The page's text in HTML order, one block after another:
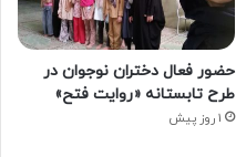
حضور فعال دختران نوجوان در
طرح تابستانه «روایت فتح»
1 روز پیش